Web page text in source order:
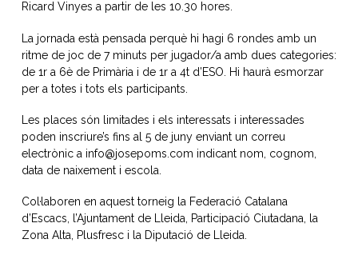
Ricard Vinyes a partir de les 10.30 hores.
La jornada està pensada perquè hi hagi 6 rondes amb un
ritme de joc de 7 minuts per jugador/a amb dues categories:
de 1r a 6è de Primària i de 1r a 4t d’ESO. Hi haurà esmorzar
per a totes i tots els participants.
Les places són limitades i els interessats i interessades
poden inscriure’s fins al 5 de juny enviant un correu
electrònic a info@josepoms.com indicant nom, cognom,
data de naixement i escola.
Col·laboren en aquest torneig la Federació Catalana
d’Escacs, l’Ajuntament de Lleida, Participació Ciutadana, la
Zona Alta, Plusfresc i la Diputació de Lleida.